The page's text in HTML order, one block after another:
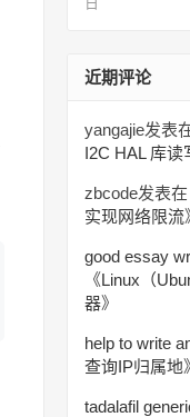
近期评论
yangajie发表
I2C HAL 库读
zbcode发表
实现网络限流
good essay
《Linux（
器》
help to write
查询IP归属地》
tadalafil